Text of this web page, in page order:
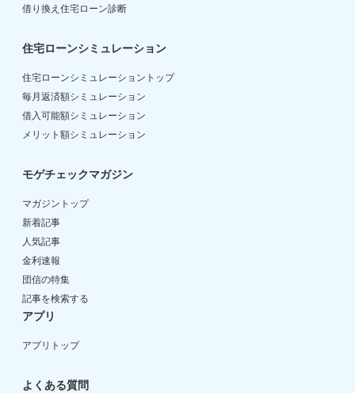
借り換え住宅ローン診断
住宅ローンシミュレーション
住宅ローンシミュレーショントップ
毎月返済額シミュレーション
借入可能額シミュレーション
メリット額シミュレーション
モゲチェックマガジン
マガジントップ
新着記事
人気記事
金利速報
団信の特集
記事を検索する
アプリ
アプリトップ
よくある質問